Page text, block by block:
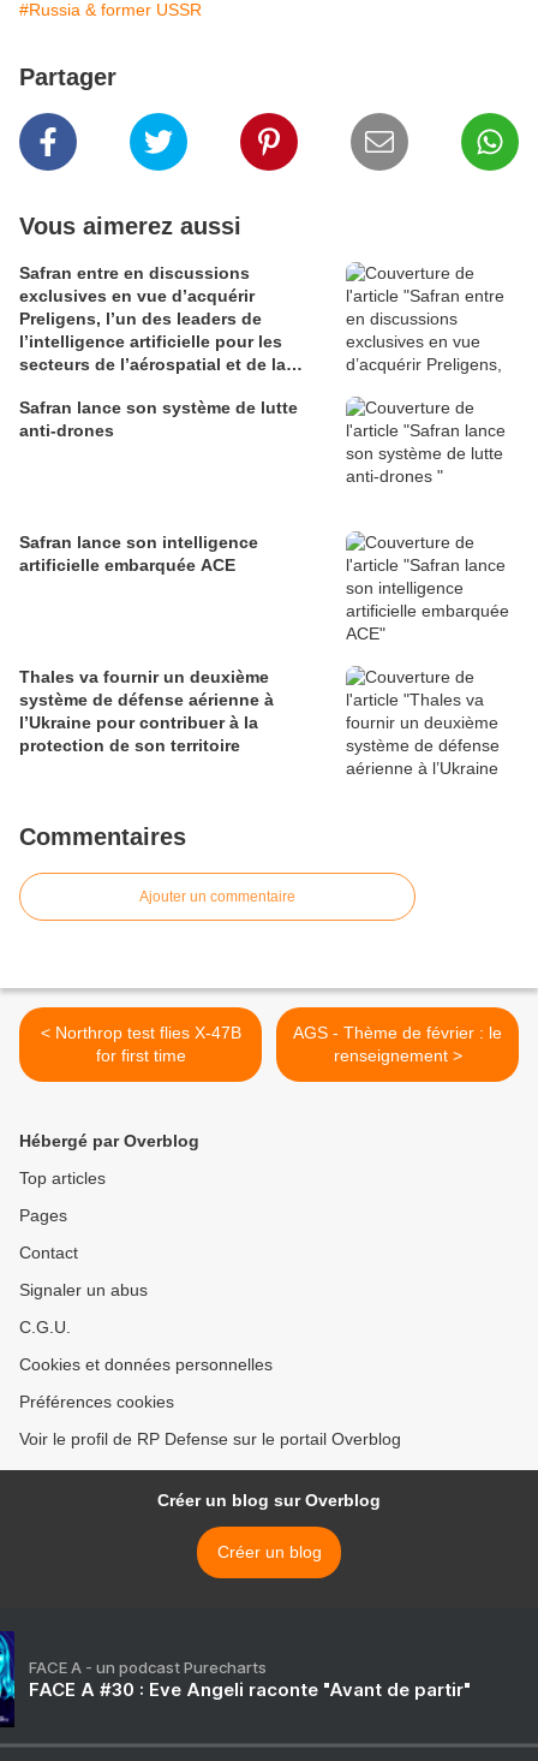
#Russia & former USSR
Partager
Vous aimerez aussi
Safran entre en discussions
exclusives en vue d’acquérir
Preligens, l’un des leaders de
l’intelligence artificielle pour les
secteurs de l’aérospatial et de la
Safran lance son système de lutte
anti-drones
Safran lance son intelligence
artificielle embarquée ACE
Thales va fournir un deuxième
système de défense aérienne à
l’Ukraine pour contribuer à la
protection de son territoire
Commentaires
Ajouter un commentaire
< Northrop test flies X-47B
for first time
AGS - Thème de février : le
renseignement >
Hébergé par Overblog
Top articles
Pages
Contact
Signaler un abus
C.G.U.
Cookies et données personnelles
Préférences cookies
Voir le profil de RP Defense sur le portail Overblog
Créer un blog sur Overblog
Créer un blog
FACE A - un podcast Purecharts
FACE A #30 : Eve Angeli raconte "Avant de partir"